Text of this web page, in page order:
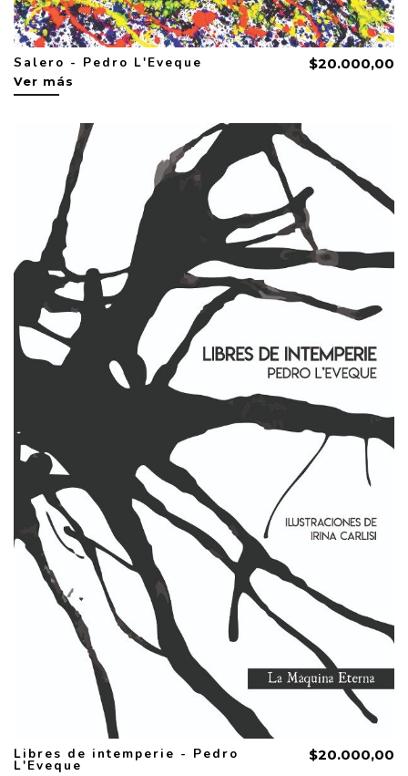
Salero - Pedro L'Eveque $20.000,00
Ver más
Libres de intemperie - Pedro
L'Eveque
$20.000,00